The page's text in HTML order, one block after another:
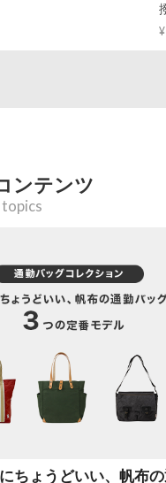
ンテンツ
topics
ちょうどいい、帆布